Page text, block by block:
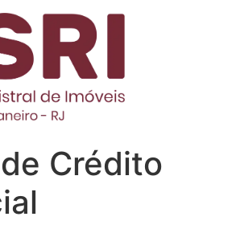
Crédito